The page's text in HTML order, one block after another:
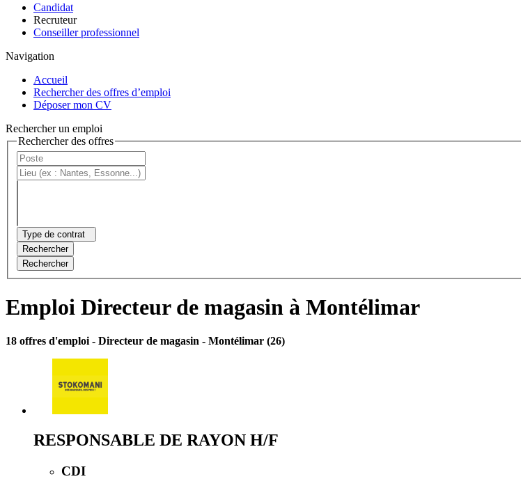
Candidat
Recruteur
Conseiller professionnel
Navigation
Accueil
Rechercher des offres d’emploi
Déposer mon CV
Rechercher un emploi
Rechercher des offres
Type de contrat
Rechercher
Rechercher
Emploi Directeur de magasin à Montélimar
18 offres d'emploi - Directeur de magasin - Montélimar (26)
RESPONSABLE DE RAYON H/F
CDI